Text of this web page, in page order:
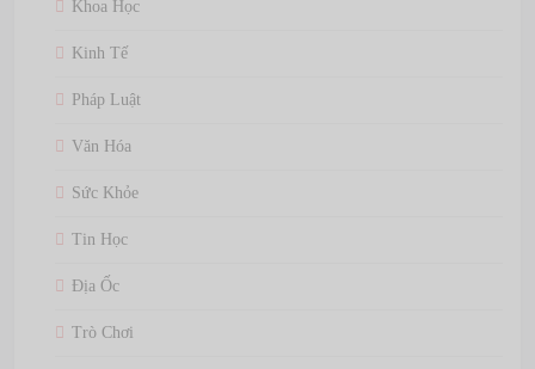
Khoa Học
Kinh Tế
Pháp Luật
Văn Hóa
Sức Khỏe
Tin Học
Địa Ốc
Trò Chơi